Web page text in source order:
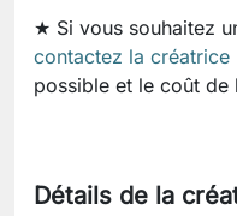
★ Si vous souhaitez
contactez la créatrice
possible et le coût
Détails de la